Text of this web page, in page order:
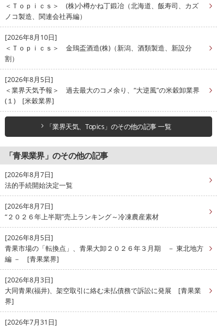
＜Ｔｏｐｉｃｓ＞ (株)小樽かね丁鍛冶（北海道、飯寿司、カズ
ノコ製造、関連会社再編）
[2026年8月10日]
＜Ｔｏｐｉｃｓ＞ 金鵄盃酒造(株)（新潟、酒類製造、新設分
割）
[2026年8月5日]
＜業界天気予報＞ 過去最大のコメ余り、“大逆風”の米穀卸業界
(１) [米穀業界]
「業界天気、Topics」のその他の記事 一覧
「青果業界」のその他の記事
[2026年8月7日]
法的手続開始決定一覧
[2026年8月7日]
“２０２６年上半期”売上ランキング～冷凍農産素材
[2026年8月5日]
青果市場の「転換点」、青果大卸２０２６年３月期 － 東北地方
編 － [青果業界]
[2026年8月3日]
大同青果(福井)、架空取引に絡む未払債務で訴訟に発展 [青果業
界]
[2026年7月31日]